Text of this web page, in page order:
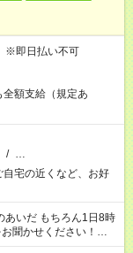
※即日払い不可
額支給（規定あ
/ …
宅の近くなど、お好
いだ もちろん1日8時
聞かせください！★家
ご相談ください。 ※